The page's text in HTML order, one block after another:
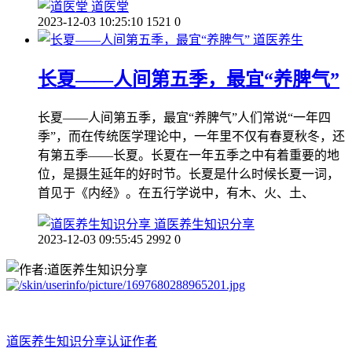
道医堂
2023-12-03 10:25:10 1521 0
道医养生
长夏——人间第五季，最宜“养脾气”
长夏——人间第五季，最宜“养脾气”人们常说“一年四
季”，而在传统医学理论中，一年里不仅有春夏秋冬，还
有第五季——长夏。长夏在一年五季之中有着重要的地
位，是摄生延年的好时节。长夏是什么时候长夏一词，
首见于《内经》。在五行学说中，有木、火、土、
道医养生知识分享
2023-12-03 09:55:45 2992 0
道医养生知识分享认证作者